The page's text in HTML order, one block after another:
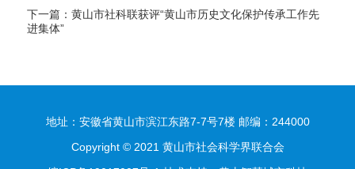
下一篇：黄山市社科联获评“黄山市历史文化保护传承工作先
进集体”
地址：安徽省黄山市滨江东路7-7号7楼 邮编：244000
Copyright © 2021 黄山市社会科学界联合会